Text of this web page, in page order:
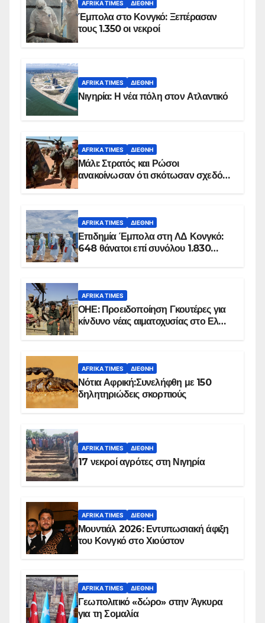
AFRIKA TIMES ΔΙΕΘΝΉ
Έμπολα στο Κονγκό: Ξεπέρασαν
τους 1.350 οι νεκροί
AFRIKA TIMES ΔΙΕΘΝΉ
Νιγηρία: Η νέα πόλη στον Ατλαντικό
AFRIKA TIMES ΔΙΕΘΝΉ
Μάλι: Στρατός και Ρώσοι
ανακοίνωσαν ότι σκότωσαν σχεδόν
AFRIKA TIMES ΔΙΕΘΝΉ
Επιδημία Έμπολα στη ΛΔ Κονγκό:
648 θάνατοι επί συνόλου 1.830
AFRIKA TIMES
ΟΗΕ: Προειδοποίηση Γκουτέρες για
κίνδυνο νέας αιματοχυσίας στο Ελ
AFRIKA TIMES ΔΙΕΘΝΉ
Νότια Αφρική:Συνελήφθη με 150
δηλητηριώδεις σκορπιούς
AFRIKA TIMES ΔΙΕΘΝΉ
17 νεκροί αγρότες στη Νιγηρία
AFRIKA TIMES ΔΙΕΘΝΉ
Μουντιάλ 2026: Εντυπωσιακή άφιξη
του Κονγκό στο Χιούστον
AFRIKA TIMES ΔΙΕΘΝΉ
Γεωπολιτικό «δώρο» στην Άγκυρα
για τη Σομαλία